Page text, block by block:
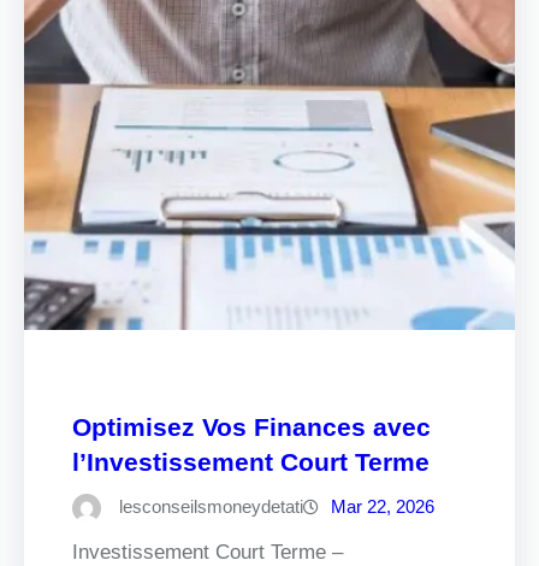
Optimisez Vos Finances avec
l’Investissement Court Terme
lesconseilsmoneydetati Mar 22, 2026
Investissement Court Terme –